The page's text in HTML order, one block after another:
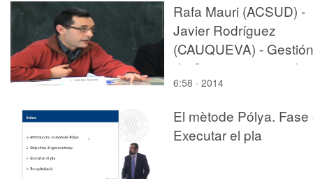
Rafa Mauri (ACSUD) -
Javier Rodríguez
(CAUQUEVA) - Gestión
de Organizaciones de
Desarrollo (parte 2 de
6:58 · 2014
El mètode Pólya. Fase
Executar el pla